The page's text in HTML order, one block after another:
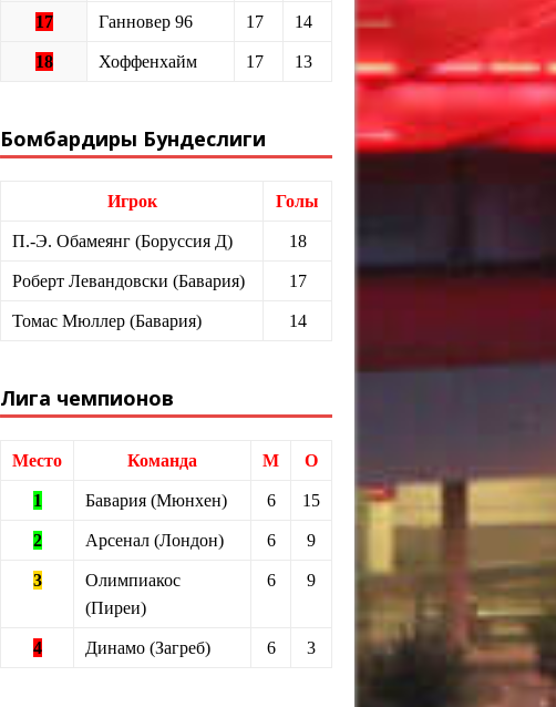
17 Ганновер 96 17 14
18 Хоффенхайм 17 13
Бомбардиры Бундеслиги
Игрок Голы
П.-Э. Обамеянг (Боруссия Д) 18
Роберт Левандовски (Бавария) 17
Томас Мюллер (Бавария) 14
Лига чемпионов
Место Команда М О
1 Бавария (Мюнхен) 6 15
2 Арсенал (Лондон) 6 9
3
Олимпиакос
(Пиреи)
6 9
4 Динамо (Загреб) 6 3